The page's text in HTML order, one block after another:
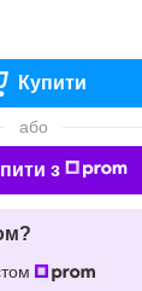
Купити
або
з